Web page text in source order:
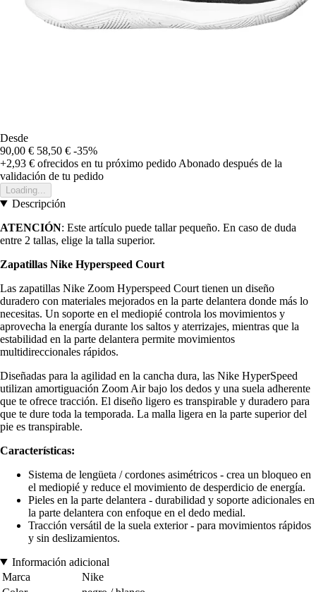
Desde
90,00 € 58,50 € -35%
+2,93 € ofrecidos en tu próximo pedido Abonado después de la
validación de tu pedido
Loading...
Descripción
ATENCIÓN: Este artículo puede tallar pequeño. En caso de duda
entre 2 tallas, elige la talla superior.
Zapatillas Nike Hyperspeed Court
Las zapatillas Nike Zoom Hyperspeed Court tienen un diseño
duradero con materiales mejorados en la parte delantera donde más lo
necesitas. Un soporte en el mediopié controla los movimientos y
aprovecha la energía durante los saltos y aterrizajes, mientras que la
estabilidad en la parte delantera permite movimientos
multidireccionales rápidos.
Diseñadas para la agilidad en la cancha dura, las Nike HyperSpeed
utilizan amortiguación Zoom Air bajo los dedos y una suela adherente
que te ofrece tracción. El diseño ligero es transpirable y duradero para
que te dure toda la temporada. La malla ligera en la parte superior del
pie es transpirable.
Características:
Sistema de lengüeta / cordones asimétricos - crea un bloqueo en
el mediopié y reduce el movimiento de desperdicio de energía.
Pieles en la parte delantera - durabilidad y soporte adicionales en
la parte delantera con enfoque en el dedo medial.
Tracción versátil de la suela exterior - para movimientos rápidos
y sin deslizamientos.
Información adicional
Marca
Nike